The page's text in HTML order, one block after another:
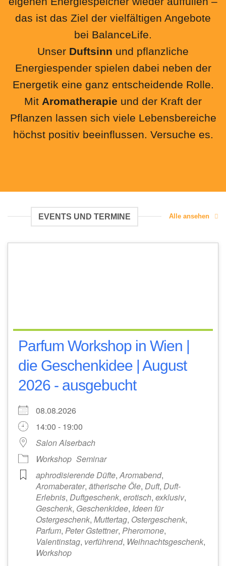
das ist das Ziel der vielfältigen Angebote
bei BalanceLife.
Unser Duftsinn und pflanzliche
Energiespender spielen dabei neben der
Energetik eine ganz entscheidende Rolle.
Mit Aromatherapie und der Kraft der
Pflanzen lassen sich viele Lebensbereiche
höchst positiv beeinflussen. Versuche es.
EVENTS UND TERMINE Alle ansehen
Parfum Workshop in Wien |
die Geschenkidee | August
2026 - ausgebucht
08.08.2026
14:00 - 19:00
Salon Alserbach
Workshop Seminar
aphrodisierende Düfte,Aromabend,
Aromaberater, ätherische Öle, Duft, Duft-
Erlebnis, Duftgeschenk, erotisch, exklusiv,
Geschenk, Geschenkidee, Ideen für
Ostergeschenk, Muttertag, Ostergeschenk,
Parfum, Peter Gstettner, Pheromone,
Valentinstag, verführend, Weihnachtsgeschenk,
Workshop